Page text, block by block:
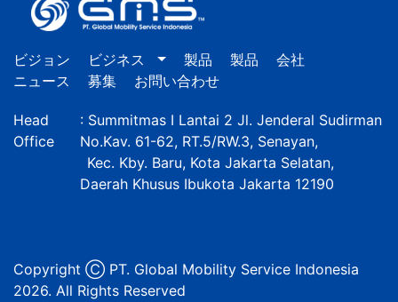
ビジョン ビジネス 製品 製品
会社
ニュース
募集 お問い合わせ
Head
Office
: Summitmas I Lantai 2 Jl. Jenderal Sudirman
No.Kav. 61-62, RT.5/RW.3, Senayan,
Kec. Kby. Baru, Kota Jakarta Selatan,
Daerah Khusus Ibukota Jakarta 12190
Copyright Ⓒ PT. Global Mobility Service Indonesia
2026. All Rights Reserved